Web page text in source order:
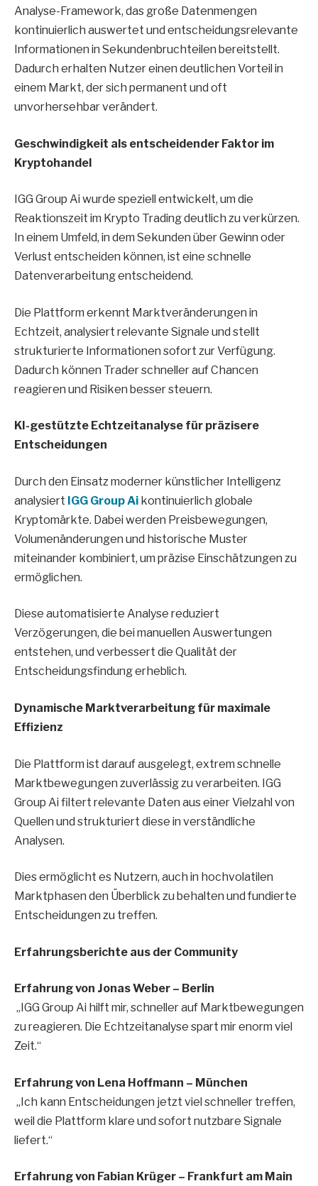
Analyse-Framework, das große Datenmengen
kontinuierlich auswertet und entscheidungsrelevante
Informationen in Sekundenbruchteilen bereitstellt.
Dadurch erhalten Nutzer einen deutlichen Vorteil in
einem Markt, der sich permanent und oft
unvorhersehbar verändert.
Geschwindigkeit als entscheidender Faktor im
Kryptohandel
IGG Group Ai wurde speziell entwickelt, um die
Reaktionszeit im Krypto Trading deutlich zu verkürzen.
In einem Umfeld, in dem Sekunden über Gewinn oder
Verlust entscheiden können, ist eine schnelle
Datenverarbeitung entscheidend.
Die Plattform erkennt Marktveränderungen in
Echtzeit, analysiert relevante Signale und stellt
strukturierte Informationen sofort zur Verfügung.
Dadurch können Trader schneller auf Chancen
reagieren und Risiken besser steuern.
KI-gestützte Echtzeitanalyse für präzisere
Entscheidungen
Durch den Einsatz moderner künstlicher Intelligenz
analysiert IGG Group Ai kontinuierlich globale
Kryptomärkte. Dabei werden Preisbewegungen,
Volumenänderungen und historische Muster
miteinander kombiniert, um präzise Einschätzungen zu
ermöglichen.
Diese automatisierte Analyse reduziert
Verzögerungen, die bei manuellen Auswertungen
entstehen, und verbessert die Qualität der
Entscheidungsfindung erheblich.
Dynamische Marktverarbeitung für maximale
Effizienz
Die Plattform ist darauf ausgelegt, extrem schnelle
Marktbewegungen zuverlässig zu verarbeiten. IGG
Group Ai filtert relevante Daten aus einer Vielzahl von
Quellen und strukturiert diese in verständliche
Analysen.
Dies ermöglicht es Nutzern, auch in hochvolatilen
Marktphasen den Überblick zu behalten und fundierte
Entscheidungen zu treffen.
Erfahrungsberichte aus der Community
Erfahrung von Jonas Weber – Berlin
„IGG Group Ai hilft mir, schneller auf Marktbewegungen
zu reagieren. Die Echtzeitanalyse spart mir enorm viel
Zeit.“
Erfahrung von Lena Hoffmann – München
„Ich kann Entscheidungen jetzt viel schneller treffen,
weil die Plattform klare und sofort nutzbare Signale
liefert.“
Erfahrung von Fabian Krüger – Frankfurt am Main